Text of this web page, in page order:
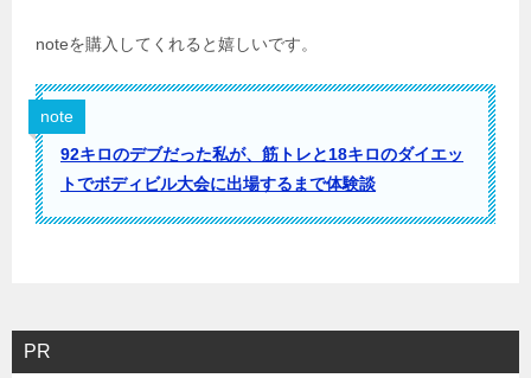
noteを購入してくれると嬉しいです。
note
92キロのデブだった私が、筋トレと18キロのダイエッ
トでボディビル大会に出場するまで体験談
PR